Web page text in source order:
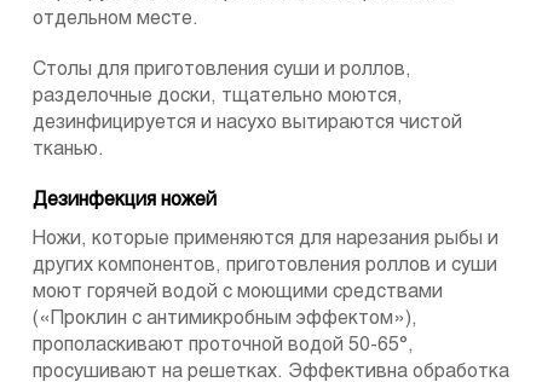
отдельном месте.
Столы для приготовления суши и роллов,
разделочные доски, тщательно моются,
дезинфицируется и насухо вытираются чистой
тканью.
Дезинфекция ножей
Ножи, которые применяются для нарезания рыбы и
других компонентов, приготовления роллов и суши
моют горячей водой с моющими средствами
(«Проклин с антимикробным эффектом»),
прополаскивают проточной водой 50-65°,
просушивают на решетках. Эффективна обработка